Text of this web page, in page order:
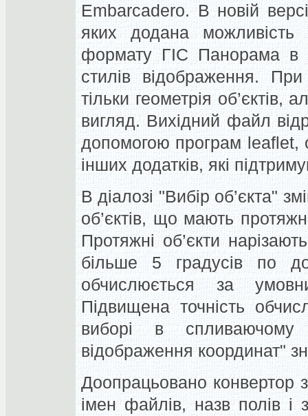
Embarcadero. В новій
яких додана
формату ГІС Панорама в
стилів відображення.
тільки геометрія об’єктів,
вигляд. Вихідний файл
допомогою програм leaflet,
інших додатків, які
В діалозі "Вибір об’єкта"
об’єктів, що мають
Протяжні об’єкти
більше 5 градусів по
обчислюється за
Підвищена точність
виборі в
відображення координат"
Доопрацьовано конвертор
імен файлів, назв полів і